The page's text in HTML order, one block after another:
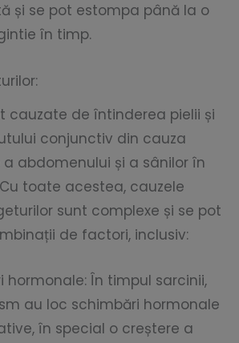
și se pot estompa până la o
în timp.
cauzate de întinderea pielii și
conjunctiv din cauza
abdomenului și a sânilor în
toate acestea, cauzele
sunt complexe și se pot
de factori, inclusiv:
hormonale: În timpul sarcinii,
au loc schimbări hormonale
în special o creștere a